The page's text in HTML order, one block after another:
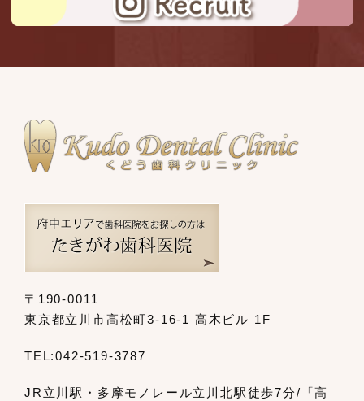
〒190-0011
東京都立川市高松町3-16-1 高木ビル 1F
TEL:042-519-3787
JR立川駅・多摩モノレール立川北駅徒歩7分/「高